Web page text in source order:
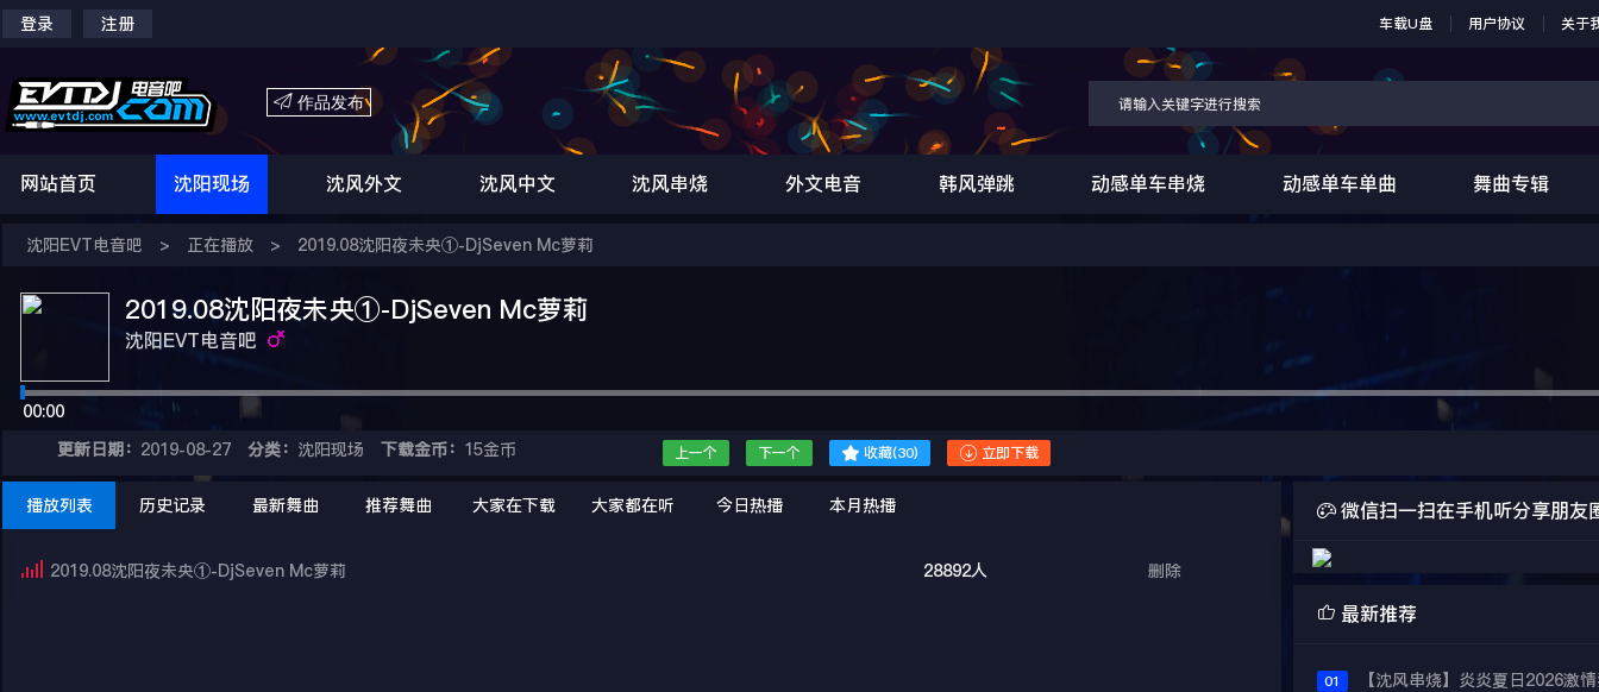
登录 注册 车载U盘 用户协议 关于
 作品发布
网站首页 沈阳现场 沈风外文 沈风中文 沈风串烧 外文电音 韩风弹跳 动感单车串烧 动感单车单曲 舞曲专辑
沈阳EVT电音吧 > 正在播放 > 2019.08沈阳夜未央①-DjSeven Mc萝莉
2019.08沈阳夜未央①-DjSeven Mc萝莉
沈阳EVT电音吧
00:00
更新日期： 2019-08-27 分类： 沈阳现场 下载金币： 15金币 上一个 下一个  收藏(30)  立即下载
播放列表 历史记录 最新舞曲 推荐舞曲 大家在下载 大家都在听 今日热播 本月热播
2019.08沈阳夜未央①-DjSeven Mc萝莉 28892人 删除
微信扫一扫在手机听分享朋友
 最新推荐
01